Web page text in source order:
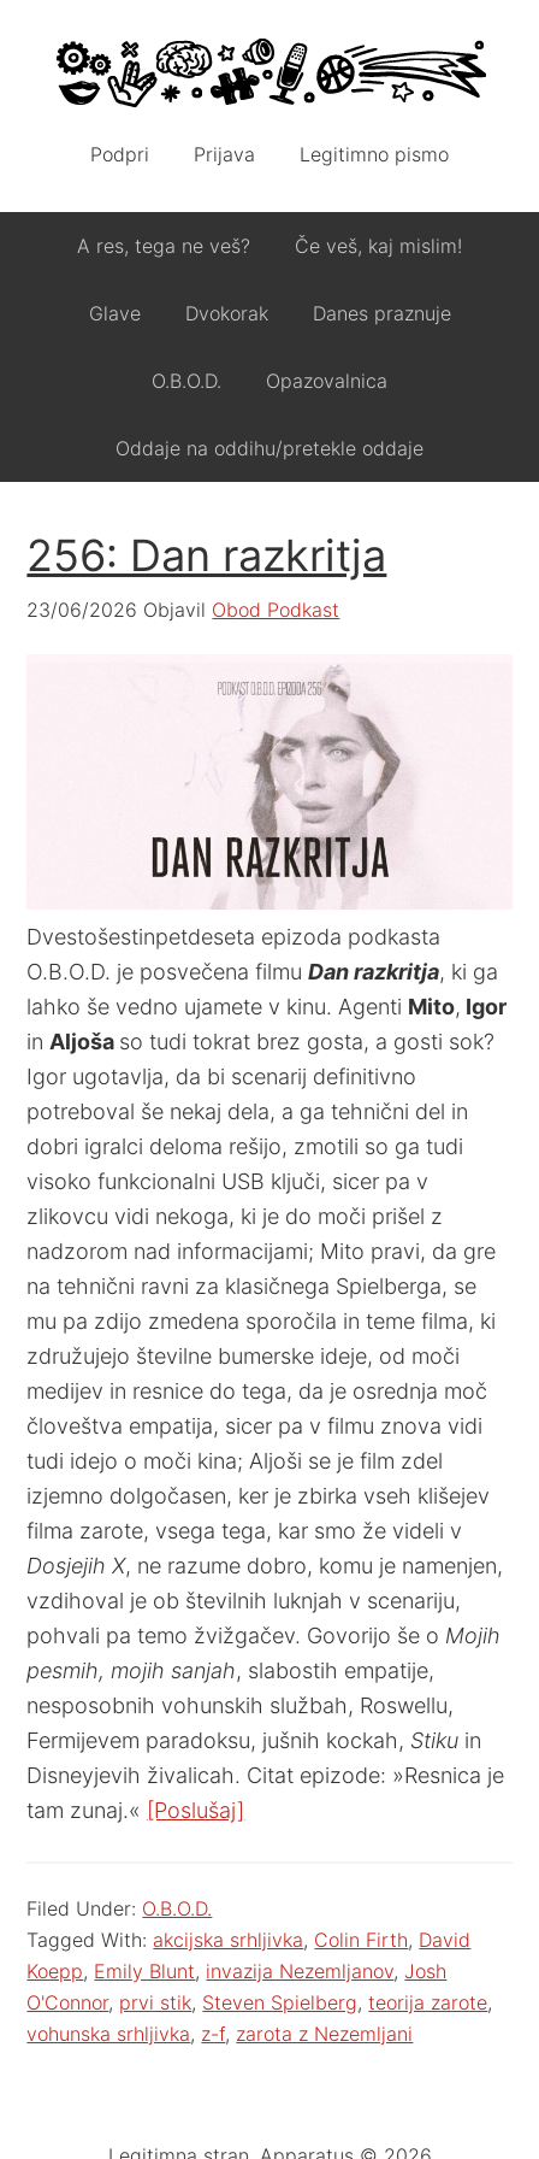
Podpri Prijava Legitimno pismo
A res, tega ne veš? Če veš, kaj mislim!
Glave Dvokorak Danes praznuje
O.B.O.D. Opazovalnica
Oddaje na oddihu/pretekle oddaje
256: Dan razkritja
23/06/2026 Objavil Obod Podkast
Dvestošestinpetdeseta epizoda podkasta
O.B.O.D. je posvečena filmuDan razkritja, ki ga
lahko še vedno ujamete v kinu. Agenti Mito, Igor
in Aljoša so tudi tokrat brez gosta, a gosti sok?
Igor ugotavlja, da bi scenarij definitivno
potreboval še nekaj dela, a ga tehnični del in
dobri igralci deloma rešijo, zmotili so ga tudi
visoko funkcionalni USB ključi, sicer pa v
zlikovcu vidi nekoga, ki je do moči prišel z
nadzorom nad informacijami; Mito pravi, da gre
na tehnični ravni za klasičnega Spielberga, se
mu pa zdijo zmedena sporočila in teme filma, ki
združujejo številne bumerske ideje, od moči
medijev in resnice do tega, da je osrednja moč
človeštva empatija, sicer pa v filmu znova vidi
tudi idejo o moči kina; Aljoši se je film zdel
izjemno dolgočasen, ker je zbirka vseh klišejev
filma zarote, vsega tega, kar smo že videli v
Dosjejih X, ne razume dobro, komu je namenjen,
vzdihoval je ob številnih luknjah v scenariju,
pohvali pa temo žvižgačev. Govorijo še o Mojih
pesmih, mojih sanjah, slabostih empatije,
nesposobnih vohunskih službah, Roswellu,
Fermijevem paradoksu, jušnih kockah, Stiku in
Disneyjevih živalicah. Citat epizode: »Resnica je
tam zunaj.« [Poslušaj]
Filed Under: O.B.O.D.
Tagged With: akcijska srhljivka, Colin Firth, David
Koepp, Emily Blunt, invazija Nezemljanov,Josh
O'Connor, prvi stik, Steven Spielberg,teorija zarote,
vohunska srhljivka, z-f, zarota z Nezemljani